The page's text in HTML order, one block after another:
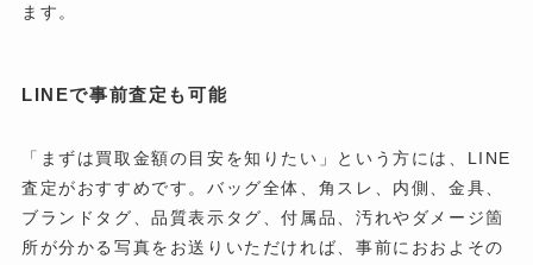
ます。
LINEで事前査定も可能
「まずは買取金額の目安を知りたい」という方には、LINE
査定がおすすめです。バッグ全体、角スレ、内側、金具、
ブランドタグ、品質表示タグ、付属品、汚れやダメージ箇
所が分かる写真をお送りいただければ、事前におおよその